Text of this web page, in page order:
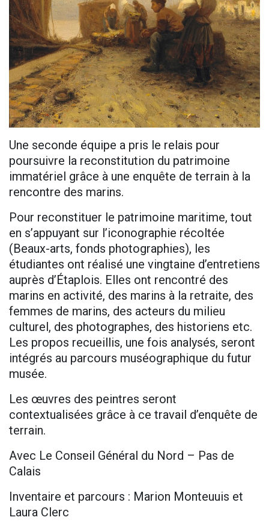
Une seconde équipe a pris le relais pour
poursuivre la reconstitution du patrimoine
immatériel grâce à une enquête de terrain à la
rencontre des marins.
Pour reconstituer le patrimoine maritime, tout
en s’appuyant sur l’iconographie récoltée
(Beaux-arts, fonds photographies), les
étudiantes ont réalisé une vingtaine d’entretiens
auprès d’Étaplois. Elles ont rencontré des
marins en activité, des marins à la retraite, des
femmes de marins, des acteurs du milieu
culturel, des photographes, des historiens etc.
Les propos recueillis, une fois analysés, seront
intégrés au parcours muséographique du futur
musée.
Les œuvres des peintres seront
contextualisées grâce à ce travail d’enquête de
terrain.
Avec Le Conseil Général du Nord – Pas de
Calais
Inventaire et parcours : Marion Monteuuis et
Laura Clerc